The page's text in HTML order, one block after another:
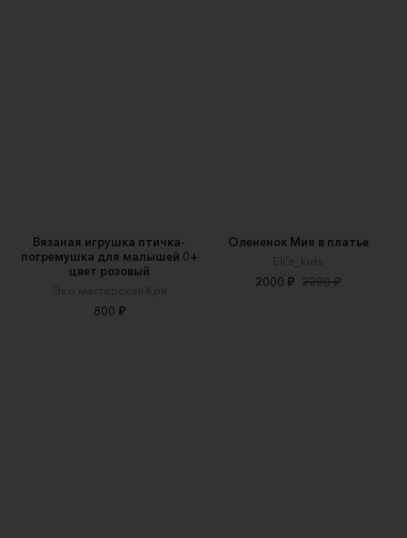
Вязаная игрушка птичка-
погремушка для малышей 0+
цвет розовый
Эко мастерская Кря
800 ₽
Олененок Мия в платье
Eli’z_kids
2000 ₽ 2200 ₽